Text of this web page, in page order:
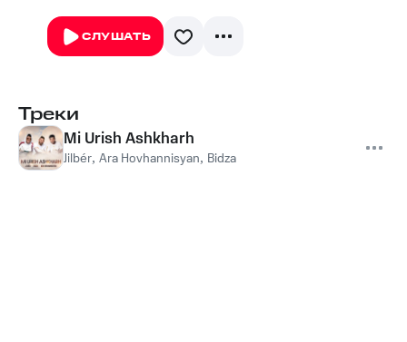
СЛУШАТЬ
Треки
Mi Urish Ashkharh
Jilbér, Ara Hovhannisyan, Bidza